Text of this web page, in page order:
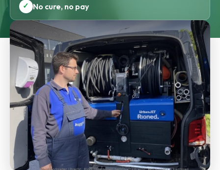
✓ No cure, no pay